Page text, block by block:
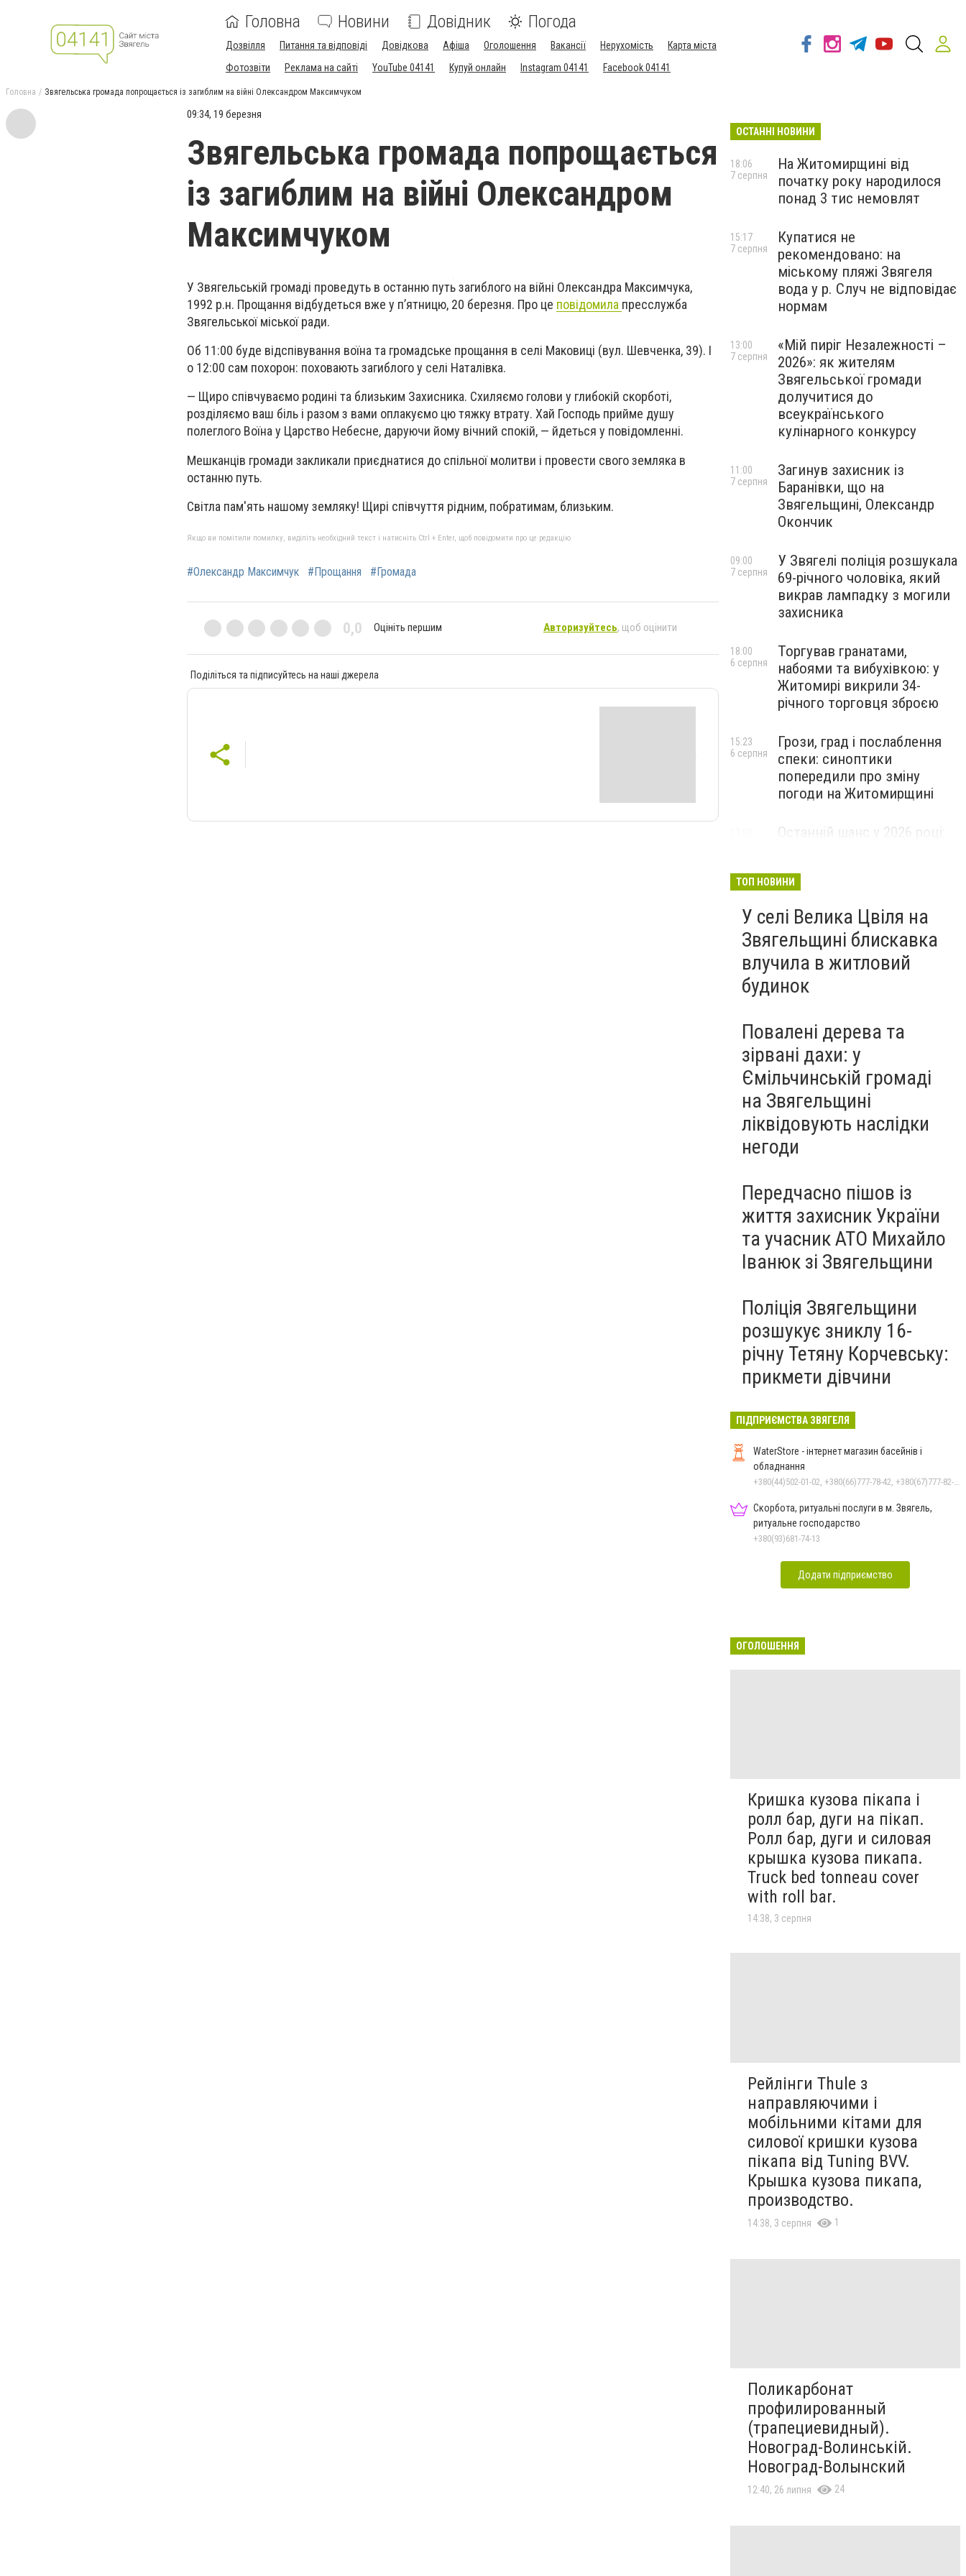
Головна Новини Довідник Погода
Дозвілля Питання та відповіді Довідкова Афіша Оголошення Вакансії Нерухомість
Карта міста
Фотозвіти
Реклама на сайті YouTube 04141 Купуй онлайн Instagram 04141 Facebook 04141
Головна Звягельська громада попрощається із загиблим на війні Олександром Максимчуком
09:34, 19 березня
Звягельська громада попрощається
із загиблим на війні Олександром
Максимчуком
У Звягельській громаді проведуть в останню путь загиблого на війні Олександра Максимчука,
1992 р.н. Прощання відбудеться вже у п’ятницю, 20 березня. Про це повідомила пресслужба
Звягельської міської ради.
Об 11:00 буде відспівування воїна та громадське прощання в селі Маковиці (вул. Шевченка, 39). І
о 12:00 сам похорон: поховають загиблого у селі Наталівка.
— Щиро співчуваємо родині та близьким Захисника. Схиляємо голови у глибокій скорботі,
розділяємо ваш біль і разом з вами оплакуємо цю тяжку втрату. Хай Господь прийме душу
полеглого Воїна у Царство Небесне, даруючи йому вічний спокій, — йдеться у повідомленні.
Мешканців громади закликали приєднатися до спільної молитви і провести свого земляка в
останню путь.
Світла пам'ять нашому земляку! Щирі співчуття рідним, побратимам, близьким.
Якщо ви помітили помилку, виділіть необхідний текст і натисніть Ctrl + Enter, щоб повідомити про це редакцію
#Олександр Максимчук #Прощання #Громада
0,0 Оцініть першим Авторизуйтесь, щоб оцінити
Поділіться та підписуйтесь на наші джерела
ОСТАННІ НОВИНИ
На Житомирщині від
початку року народилося
понад 3 тис немовлят
18:06
7 серпня
Купатися не
рекомендовано: на
міському пляжі Звягеля
вода у р. Случ не відповідає
нормам
15:17
7 серпня
«Мій пиріг Незалежності –
2026»: як жителям
Звягельської громади
долучитися до
всеукраїнського
кулінарного конкурсу
13:00
7 серпня
Загинув захисник із
Баранівки, що на
Звягельщині, Олександр
Окончик
11:00
7 серпня
У Звягелі поліція розшукала
69-річного чоловіка, який
викрав лампадку з могили
захисника
09:00
7 серпня
Торгував гранатами,
набоями та вибухівкою: у
Житомирі викрили 34-
річного торговця зброєю
18:00
6 серпня
Грози, град і послаблення
спеки: синоптики
попередили про зміну
погоди на Житомирщині
15:23
6 серпня
Останній шанс у 2026 році:
майбутніх водійок автобусів
ТОП НОВИНИ
У селі Велика Цвіля на
Звягельщині блискавка
влучила в житловий
будинок
Повалені дерева та
зірвані дахи: у
Ємільчинській громаді
на Звягельщині
ліквідовують наслідки
негоди
Передчасно пішов із
життя захисник України
та учасник АТО Михайло
Іванюк зі Звягельщини
Поліція Звягельщини
розшукує зниклу 16-
річну Тетяну Корчевську:
прикмети дівчини
ПІДПРИЄМСТВА ЗВЯГЕЛЯ
WaterStore - інтернет магазин басейнів і
обладнання
+380(44)502-01-02, +380(66)777-78-42, +380(67)777-82-19, +380(67)890-80-80, +380(73)890-80-80, +380(44)502-01-03
Скорбота, ритуальні послуги в м. Звягель,
ритуальне господарство
+380(93)681-74-13
Додати підприємство
ОГОЛОШЕННЯ
Кришка кузова пікапа і
ролл бар, дуги на пікап.
Ролл бар, дуги и силовая
крышка кузова пикапа.
Truck bed tonneau cover
with roll bar.
14:38, 3 серпня
Рейлінги Thule з
направляючими і
мобільними кітами для
силової кришки кузова
пікапа від Tuning BVV.
Крышка кузова пикапа,
производство.
14:38, 3 серпня 1
Поликарбонат
профилированный
(трапециевидный).
Новоград-Волинській.
Новоград-Волынский
12:40, 26 липня 24